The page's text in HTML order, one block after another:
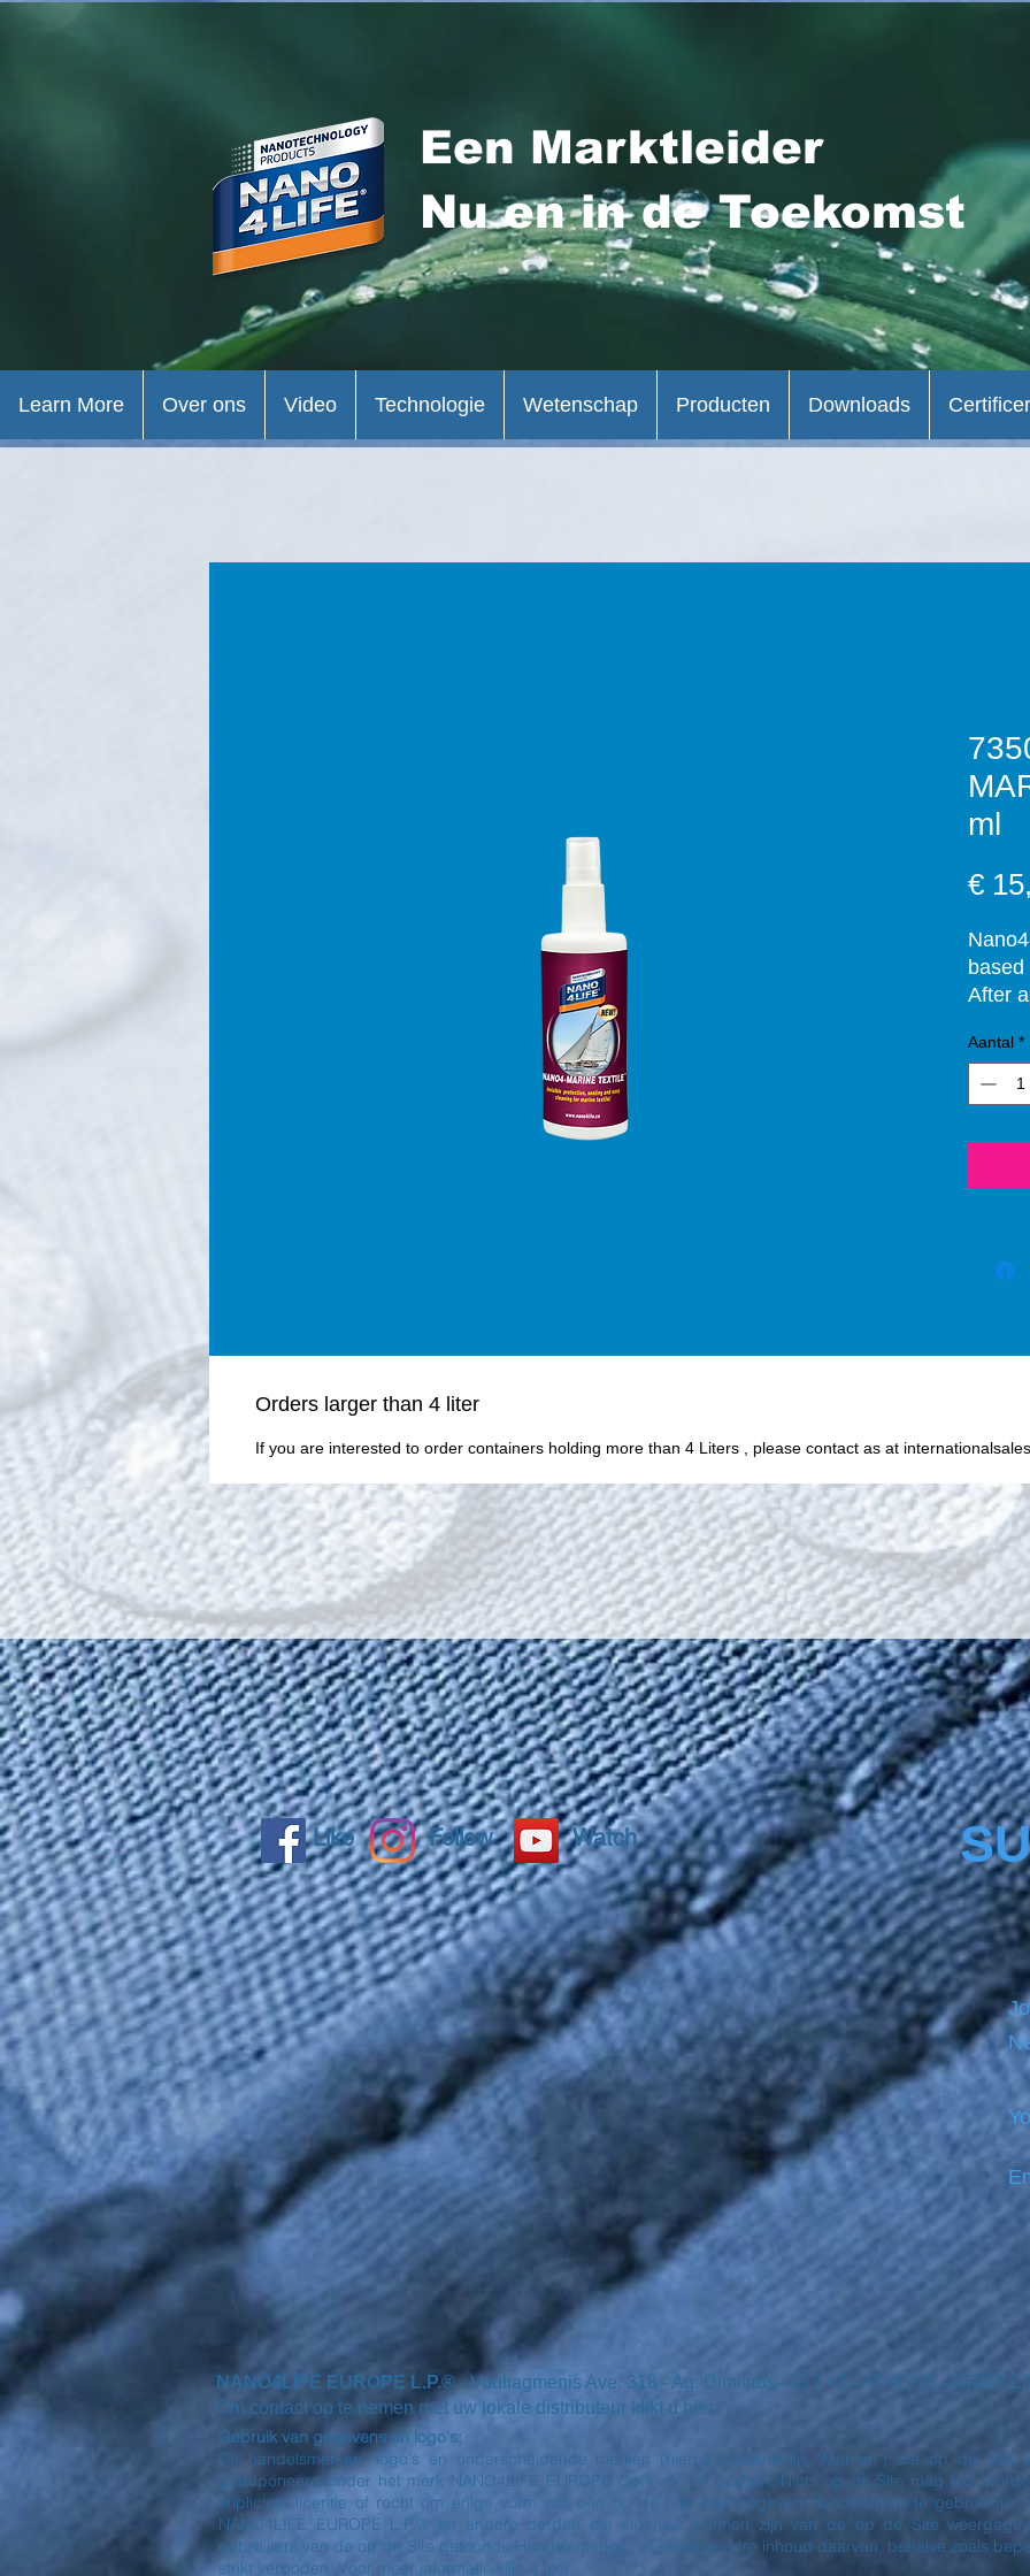
Een Marktleider
Nu en in de Toekomst
ml
€
After
SiO2
and
Aantal *
Οrders larger than 4 liter
If you are interested to order containers holding more than 4 Liters , please contact as at
Learn More Over ons Video Technologie Wetenschap Producten Downloads
Like Follow Watch
NANO4LIFE EUROPE L.P.®- Vouliagmenis Ave. 318 - Ag. Dimitrios - 173 43 - ATHENS -
Om contact op te nemen met uw lokale distributeur klikt u hier
Gebruik van gegevens en logo's:
De handelsmerken, logo's en onderscheidende merken (hierna gezamenlijk "Merken") die op de Site
gedeponeerd onder het merk NANO4LIFE EUROPE Co® en / of derden. Niets op de Site mag niet
impliciete licentie of recht om enige vorm van een op de Site weergegeven Handelsmerk te gebruiken
NANO4LIFE EUROPE L.P.® en andere derden die eigenaar kunnen zijn van de op de Site
gebruikers van de op de Site getoonde Handelsmerken, of enige andere inhoud daarvan, behalve zoals
strikt verboden. Voor meer informatie klikt u hier